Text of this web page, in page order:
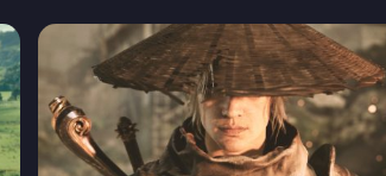
xbox one
switch 2